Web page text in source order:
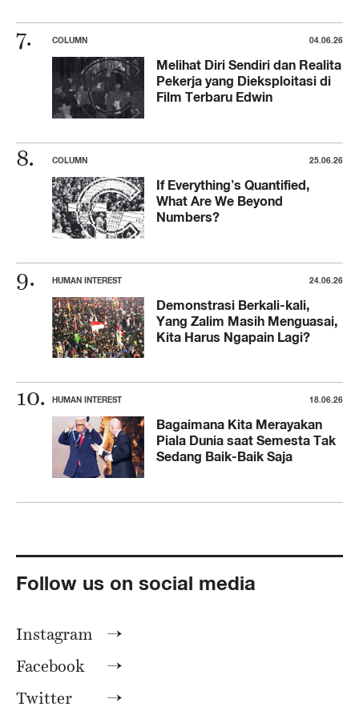
COLUMN 04.06.26
Melihat Diri Sendiri dan Realita
Pekerja yang Dieksploitasi di
Film Terbaru Edwin
COLUMN 25.06.26
If Everything’s Quantified,
What Are We Beyond
Numbers?
HUMAN INTEREST 24.06.26
Demonstrasi Berkali-kali,
Yang Zalim Masih Menguasai,
Kita Harus Ngapain Lagi?
HUMAN INTEREST 18.06.26
Bagaimana Kita Merayakan
Piala Dunia saat Semesta Tak
Sedang Baik-Baik Saja
Follow us on social media
Instagram
Facebook
Twitter